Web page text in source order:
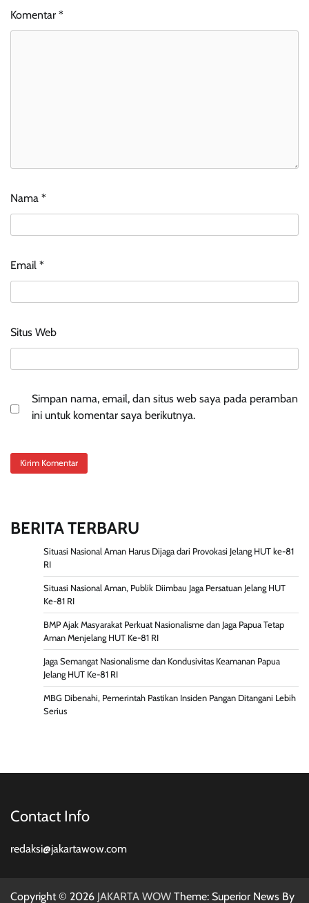
Komentar *
Nama *
Email *
Situs Web
Simpan nama, email, dan situs web saya pada peramban
ini untuk komentar saya berikutnya.
BERITA TERBARU
Situasi Nasional Aman Harus Dijaga dari Provokasi Jelang HUT ke-81
RI
Situasi Nasional Aman, Publik Diimbau Jaga Persatuan Jelang HUT
Ke-81 RI
BMP Ajak Masyarakat Perkuat Nasionalisme dan Jaga Papua Tetap
Aman Menjelang HUT Ke-81 RI
Jaga Semangat Nasionalisme dan Kondusivitas Keamanan Papua
Jelang HUT Ke-81 RI
MBG Dibenahi, Pemerintah Pastikan Insiden Pangan Ditangani Lebih
Serius
Contact Info
redaksi@jakartawow.com
Copyright © 2026 JAKARTA WOW Theme: Superior News By